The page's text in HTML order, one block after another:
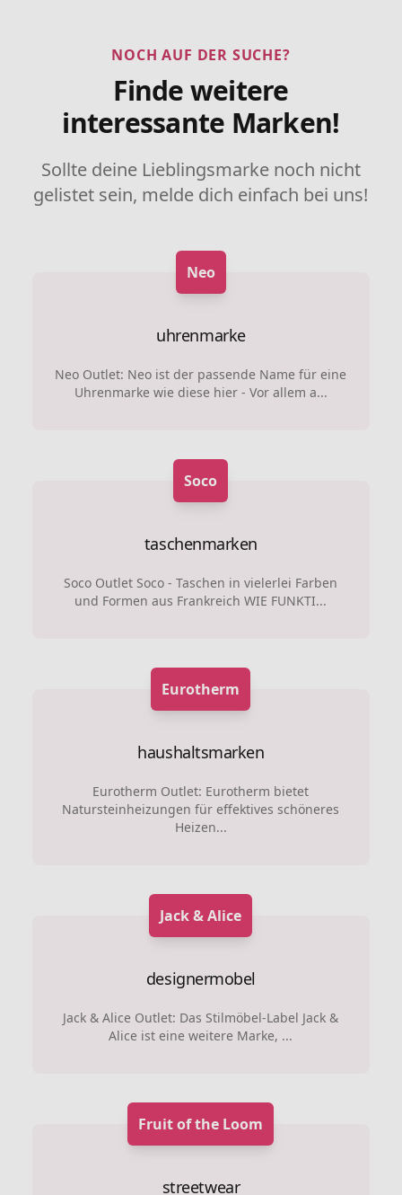
NOCH AUF DER SUCHE?
Finde weitere
interessante Marken!
Sollte deine Lieblingsmarke noch nicht
gelistet sein, melde dich einfach bei uns!
Neo
uhrenmarke
Neo Outlet: Neo ist der passende Name für eine
Uhrenmarke wie diese hier - Vor allem a...
Soco
taschenmarken
Soco Outlet Soco - Taschen in vielerlei Farben
und Formen aus Frankreich WIE FUNKTI...
Eurotherm
haushaltsmarken
Eurotherm Outlet: Eurotherm bietet
Natursteinheizungen für effektives schöneres
Heizen...
Jack & Alice
designermobel
Jack & Alice Outlet: Das Stilmöbel-Label Jack &
Alice ist eine weitere Marke, ...
Fruit of the Loom
streetwear